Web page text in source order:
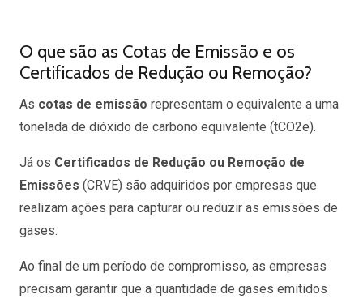
O que são as Cotas de Emissão e os
Certificados de Redução ou Remoção?
As cotas de emissão representam o equivalente a uma
tonelada de dióxido de carbono equivalente (tCO2e).
Já os Certificados de Redução ou Remoção de
Emissões (CRVE) são adquiridos por empresas que
realizam ações para capturar ou reduzir as emissões de
gases.
Ao final de um período de compromisso, as empresas
precisam garantir que a quantidade de gases emitidos